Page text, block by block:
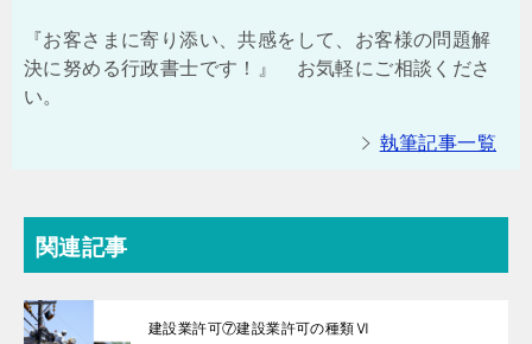
『お客さまに寄り添い、共感をして、お客様の問題解
決に努める行政書士です！』 お気軽にご相談くださ
い。
執筆記事一覧
関連記事
建設業許可⑦建設業許可の種類Ⅵ